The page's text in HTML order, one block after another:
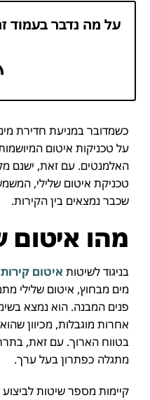
על מה נדבר בעמוד
כשמדובר במניעת חדירת
על טכניקות איטום
האלמנטים. עם זאת, ישנם
טכניקת איטום שלילי,
שכבר נמצאים בין הקירות.
מהו איטום
בניגוד לשיטות איטום קירות
מים מבחוץ, איטום שלילי
פנים המבנה. הוא נמצא
אחרות מוגבלות, מכיוון
בטווח הארוך. עם זאת,
מתגלה כפתרון בעל ערך.
קיימות מספר שיטות